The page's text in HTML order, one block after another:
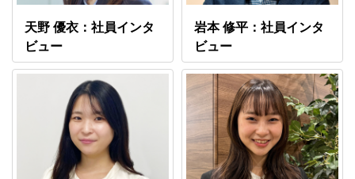
天野 優衣：社員インタ
ビュー
岩本 修平：社員インタ
ビュー